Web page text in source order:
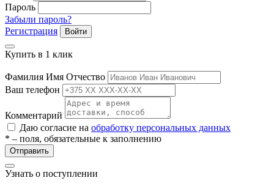
Пароль
Забыли пароль?
Регистрация
Войти
Купить в 1 клик
Фамилия Имя Отчество
Ваш телефон
Комментарий
Даю согласие на обработку персональных данных
* – поля, обязательные к заполнению
Отправить
Узнать о поступлении